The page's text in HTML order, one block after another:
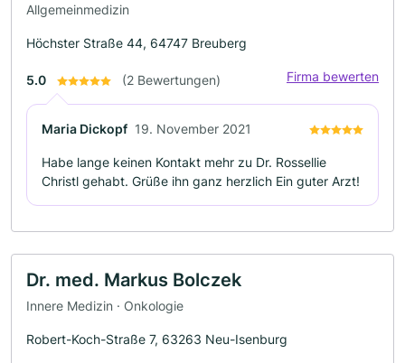
Allgemeinmedizin
Höchster Straße 44, 64747 Breuberg
5.0 (2 Bewertungen) Firma bewerten
Maria Dickopf 19. November 2021
Habe lange keinen Kontakt mehr zu Dr. Rossellie
Christl gehabt. Grüße ihn ganz herzlich Ein guter Arzt!
Dr. med. Markus Bolczek
Innere Medizin · Onkologie
Robert-Koch-Straße 7, 63263 Neu-Isenburg